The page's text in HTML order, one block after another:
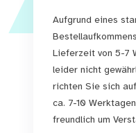
Aufgrund eines
Lieferzeit von 5-7
leider nicht
richten Sie sich
ca. 7-10
freundlich um